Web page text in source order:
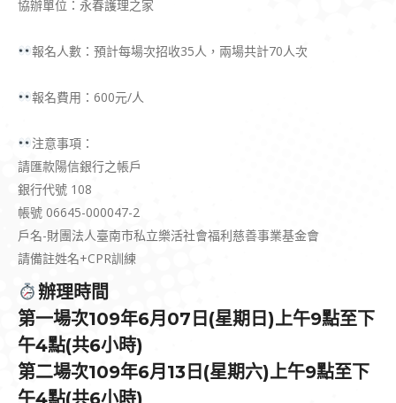
協辦單位：永春護理之家
報名人數：預計每場次招收35人，兩場共計70人次
報名費用：600元/人
注意事項：
請匯款陽信銀行之帳戶
銀行代號 108
帳號 06645-000047-2
戶名-財團法人臺南市私立樂活社會福利慈善事業基金會
請備註姓名+CPR訓練
辦理時間
第一場次109年6月07日(星期日)上午9點至下
午4點(共6小時)
第二場次109年6月13日(星期六)上午9點至下
午4點(共6小時)